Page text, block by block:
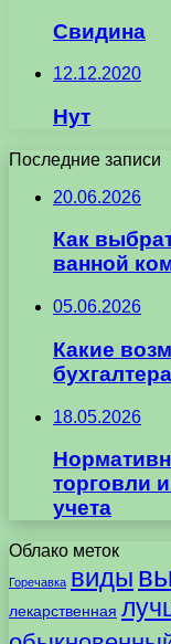
Свидина
12.12.2020
Нут
Последние записи
20.06.2026
Как
ванной
05.06.2026
Какие
18.05.2026
торговли
учета
Облако меток
Горечавка виды
лекарственная